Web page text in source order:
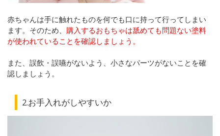
赤ちゃんは手に触れたものを何でも口に持って行ってしまい
ます。そのため、 購入するおもちゃは舐めても問題ない塗料
が使われていることを確認しましょう。
また、誤飲・誤嚥がないよう、小さなパーツがないことを確
認しましょう。
2.お手入れがしやすいか